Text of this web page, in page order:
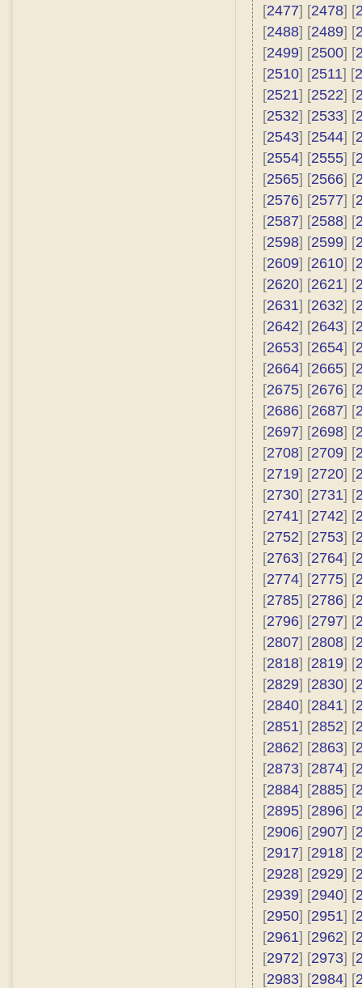
[2477] [2478] [
[2488] [2489] [
[2499] [2500] [
[2510] [2511] [
[2521] [2522] [
[2532] [2533] [
[2543] [2544] [
[2554] [2555] [
[2565] [2566] [
[2576] [2577] [
[2587] [2588] [
[2598] [2599] [
[2609] [2610] [
[2620] [2621] [
[2631] [2632] [
[2642] [2643] [
[2653] [2654] [
[2664] [2665] [
[2675] [2676] [
[2686] [2687] [
[2697] [2698] [
[2708] [2709] [
[2719] [2720] [
[2730] [2731] [
[2741] [2742] [
[2752] [2753] [
[2763] [2764] [
[2774] [2775] [
[2785] [2786] [
[2796] [2797] [
[2807] [2808] [
[2818] [2819] [
[2829] [2830] [
[2840] [2841] [
[2851] [2852] [
[2862] [2863] [
[2873] [2874] [
[2884] [2885] [
[2895] [2896] [
[2906] [2907] [
[2917] [2918] [
[2928] [2929] [
[2939] [2940] [
[2950] [2951] [
[2961] [2962] [
[2972] [2973] [
[2983] [2984] [